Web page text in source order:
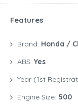
Features
Brand: Honda /
ABS: Yes
Year (1st
Engine Size: 500